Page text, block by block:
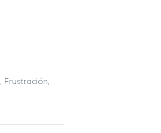
, Frustración,